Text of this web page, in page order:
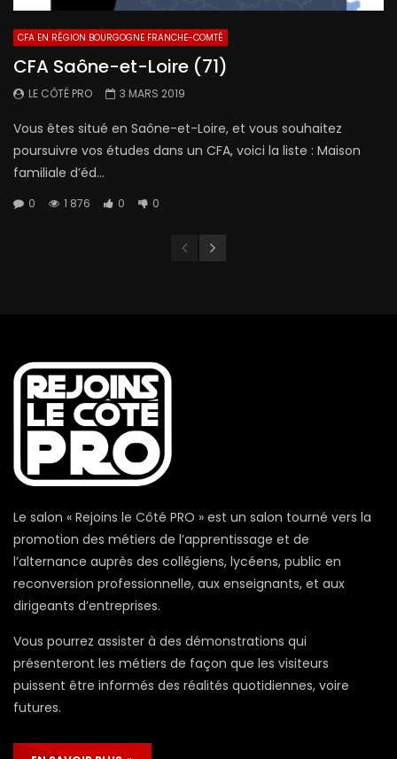
CFA EN RÉGION BOURGOGNE FRANCHE-COMTÉ
CFA Saône-et-Loire (71)
LE CÔTÉ PRO 3 MARS 2019
Vous êtes situé en Saône-et-Loire, et vous souhaitez
poursuivre vos études dans un CFA, voici la liste : Maison
familiale d’éd...
0 1 876 0 0
Le salon « Rejoins le Côté PRO » est un salon tourné vers la
promotion des métiers de l’apprentissage et de
l’alternance auprès des collégiens, lycéens, public en
reconversion professionnelle, aux enseignants, et aux
dirigeants d’entreprises.
Vous pourrez assister à des démonstrations qui
présenteront les métiers de façon que les visiteurs
puissent être informés des réalités quotidiennes, voire
futures.